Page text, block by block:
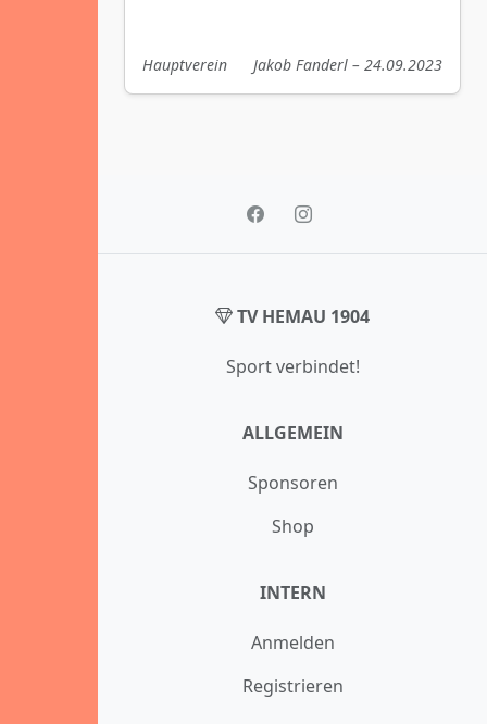
Hauptverein Jakob Fanderl – 24.09.2023
TV HEMAU 1904
Sport verbindet!
ALLGEMEIN
Sponsoren
Shop
INTERN
Anmelden
Registrieren